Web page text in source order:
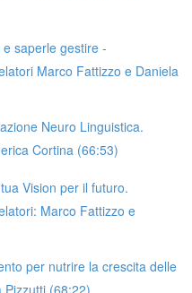
saperle gestire -
Marco Fattizzo e Daniela
Neuro Linguistica.
Cortina (66:53)
Vision per il futuro.
Marco Fattizzo e
per nutrire la crescita delle
(68:22)